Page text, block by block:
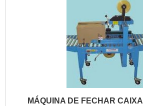
MÁQUINA DE FECHAR